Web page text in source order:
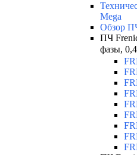
Mega
Обзор
ПЧ
фазы,